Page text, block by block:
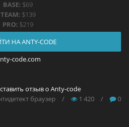
BASE: $69
TEAM: $139
PRO: $219
НА ANTY-CODE
code.com
отзыв о Anty-code
браузер
/ 1 420 / 0